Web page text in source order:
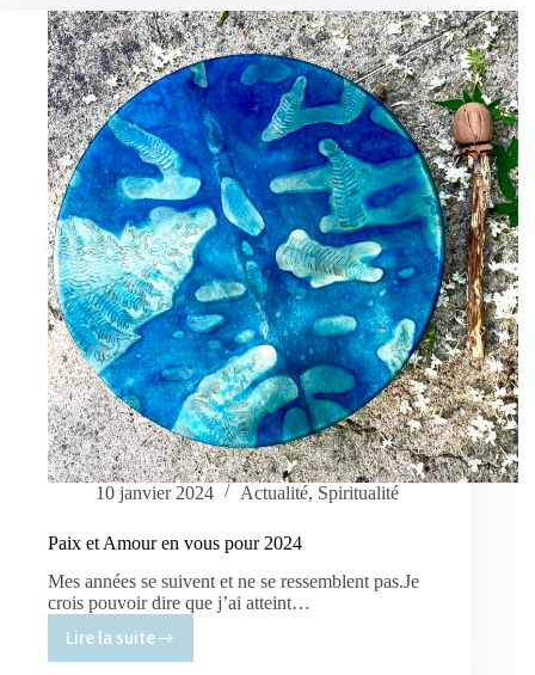
exposition
collective
autour
des
procédés
photographiques
anciens.
10 janvier 2024 Actualité, Spiritualité
Paix et Amour en vous pour 2024
Mes années se suivent et ne se ressemblent pas.Je
crois pouvoir dire que j’ai atteint…
Lire la suite
Paix